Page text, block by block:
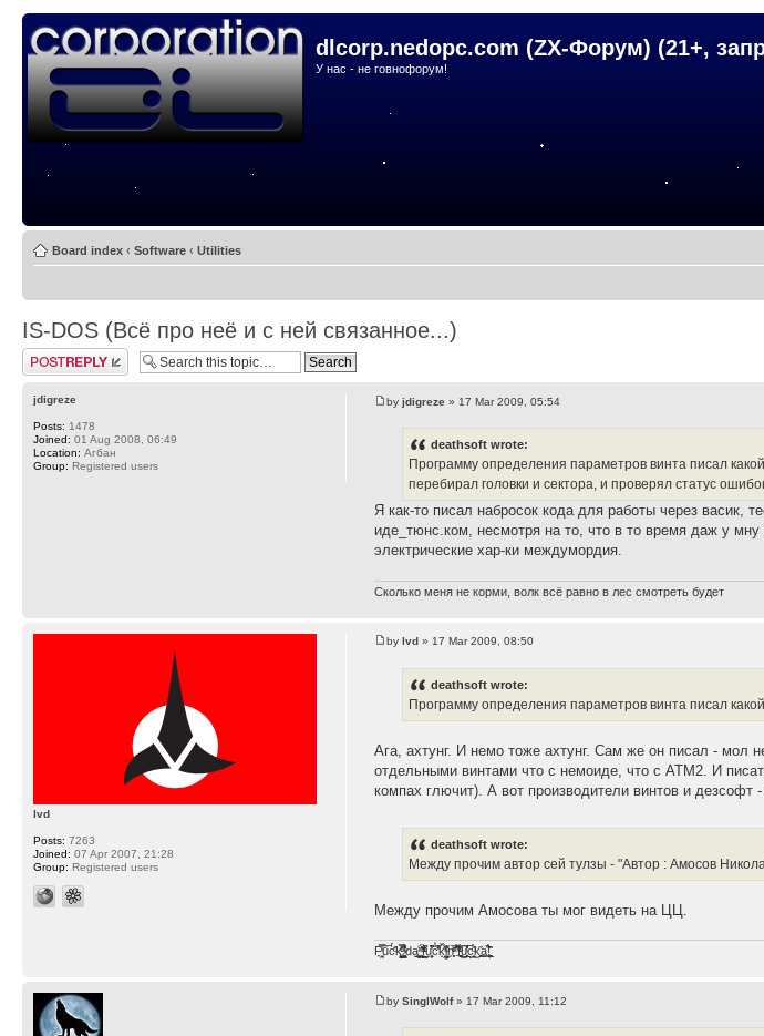
dlcorp.nedopc.com (ZX-Форум) (21+,
У нас - не говнофорум!
Board index ‹ Software ‹ Utilities
IS-DOS (Всё про неё и с ней связанное...)
Post a reply
byjdigreze » 17 Mar 2009, 05:54
deathsoft wrote:
Программу определения параметров винта писал
перебирал головки и сектора, и проверял статус
Я как-то писал набросок кода для работы через васик,
иде_тюнс.ком, несмотря на то, что в то время даж у
электрические хар-ки междумордия.
Сколько меня не корми, волк всё равно в лес смотреть будет
jdigreze
Posts: 1478
Joined: 01 Aug 2008, 06:49
Location: Агбан
Group: Registered users
by lvd » 17 Mar 2009, 08:50
deathsoft wrote:
Программу определения параметров винта писал
Ага, ахтунг. И немо тоже ахтунг. Сам же он писал - мол
отдельными винтами что с немоиде, что с АТМ2. И
компах глючит). А вот производители винтов и дезсофт
deathsoft wrote:
Между прочим автор сей тулзы - "Автор : Амосов
Между прочим Амосова ты мог видеть на ЦЦ.
F̞͖̭̿̔ͯu̐̅cͬ̑ͩk̨̤̳͇̮̭̪̠̽̿̓̆ͭͩ ̷̩̰͎̩͓̘̾̀ͬ̊ͭ͛ͅda̝̺͙̬͎̝̾͟ ̰̜̝̯͉̯̖̓̎́ͨ̽ͫ͟f̟͇̭̀ͬͨͭ̐̚u̹̼̹̗̞͑̔͂͐̚cͭ̅̊̆̒̆ǩ̝̩̯́ͥ̔̍̑ḭ͓͍̳̬ͦ̽͂n͍͎͈̈̅ͩͬ ̊ͫ̂̾̑̈́f̲͚͉͓͗̋́ͧͦ̅ȗ͇̲̻͈̲̅̎͗͒ͭ͡c̬̟̠̹̯̈́ͩ͘ͅk̫̠̻̋͜a̲͒̾̇!͙͕̺͉̗̩̲̂̏̄̀
lvd
Posts: 7263
Joined: 07 Apr 2007, 21:28
Group: Registered users
bySinglWolf» 17 Mar 2009, 11:12